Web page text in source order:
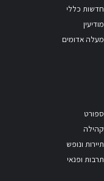
חדשות כללי
מודיעין
מעלה אדומים
ספורט
קהילה
תיירות ונופש
תרבות ופנאי